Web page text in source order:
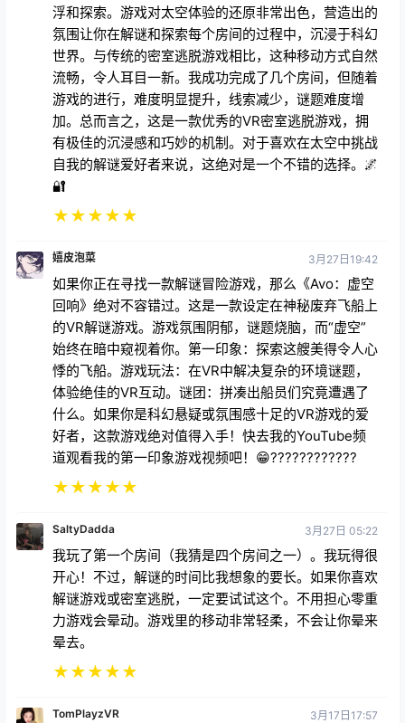
浮和探索。游戏对太空体验的还原非常出色，营造出的
氛围让你在解谜和探索每个房间的过程中，沉浸于科幻
世界。与传统的密室逃脱游戏相比，这种移动方式自然
流畅，令人耳目一新。我成功完成了几个房间，但随着
游戏的进行，难度明显提升，线索减少，谜题难度增
加。总而言之，这是一款优秀的VR密室逃脱游戏，拥
有极佳的沉浸感和巧妙的机制。对于喜欢在太空中挑战
自我的解谜爱好者来说，这绝对是一个不错的选择。🌌
🔐
★★★★★
嬉皮泡菜 3月27日19:42
如果你正在寻找一款解谜冒险游戏，那么《Avo：虚空
回响》绝对不容错过。这是一款设定在神秘废弃飞船上
的VR解谜游戏。游戏氛围阴郁，谜题烧脑，而“虚空”
始终在暗中窥视着你。第一印象：探索这艘美得令人心
悸的飞船。游戏玩法：在VR中解决复杂的环境谜题，
体验绝佳的VR互动。谜团：拼凑出船员们究竟遭遇了
什么。如果你是科幻悬疑或氛围感十足的VR游戏的爱
好者，这款游戏绝对值得入手！快去我的YouTube频
道观看我的第一印象游戏视频吧！😁????????????
★★★★★
SaltyDadda 3月27日 05:22
我玩了第一个房间（我猜是四个房间之一）。我玩得很
开心！不过，解谜的时间比我想象的要长。如果你喜欢
解谜游戏或密室逃脱，一定要试试这个。不用担心零重
力游戏会晕动。游戏里的移动非常轻柔，不会让你晕来
晕去。
★★★★★
TomPlayzVR 3月17日17:57